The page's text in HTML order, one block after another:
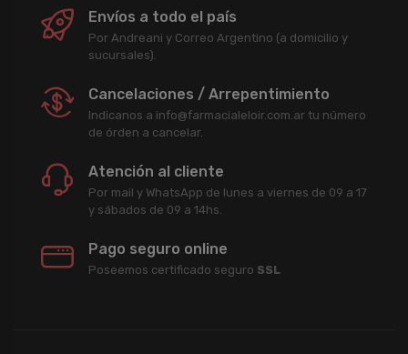
Envíos a todo el país
Por Andreani y Correo Argentino (a domicilio y
sucursales).
Cancelaciones / Arrepentimiento
Indicanos a info@farmacialeloir.com.ar tu número
de órden a cancelar.
Atención al cliente
Por mail y WhatsApp de lunes a viernes de 09 a 17
y sábados de 09 a 14hs.
Pago seguro online
Poseemos certificado seguro SSL